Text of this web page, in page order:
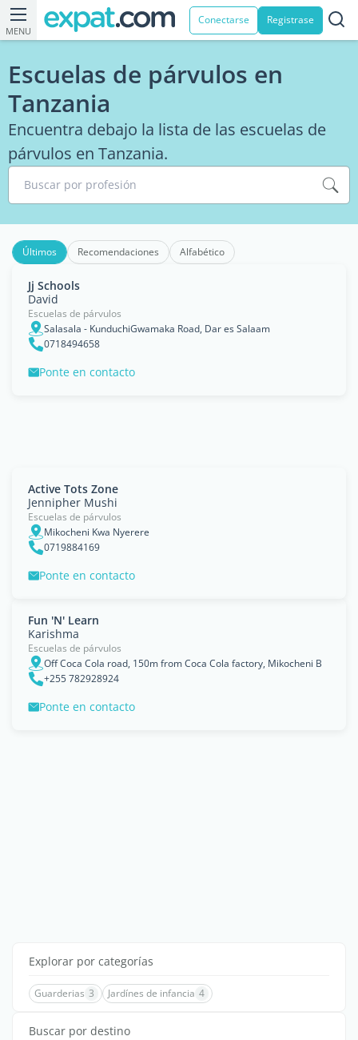
MENU
Conectarse Registrase
Escuelas de párvulos en
Tanzania
Encuentra debajo la lista de las escuelas de
párvulos en Tanzania.
Buscar por profesión
Últimos Recomendaciones Alfabético
Jj Schools
David
Escuelas de párvulos
Salasala - KunduchiGwamaka Road, Dar es Salaam
0718494658
Ponte en contacto
Active Tots Zone
Jennipher Mushi
Escuelas de párvulos
Mikocheni Kwa Nyerere
0719884169
Ponte en contacto
Fun 'N' Learn
Karishma
Escuelas de párvulos
Off Coca Cola road, 150m from Coca Cola factory, Mikocheni B
+255 782928924
Ponte en contacto
Explorar por categorías
Guarderias 3 Jardínes de infancia 4
Buscar por destino